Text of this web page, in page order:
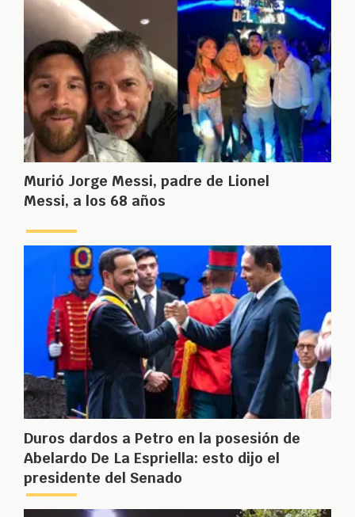
Murió Jorge Messi, padre de Lionel
Messi, a los 68 años
Duros dardos a Petro en la posesión de
Abelardo De La Espriella: esto dijo el
presidente del Senado